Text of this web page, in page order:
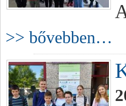
>> bővebben…